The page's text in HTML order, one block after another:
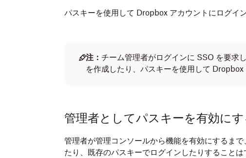
Dropbox モバイル アプリを開きます。
パスキー
］をタップします。
すでにパスキーをお持ちの場合は、［新しい
アプリの指示に従ってパスキーを作成します。
［
完了］をタップします。
パスキーを使用して Dropbox アカウントにログイ
注： チーム管理者がログインに SSO を要求
を作成したり、パスキーを使用して Dropbox
管理者としてパスキーを有効にす
管理者が管理コンソールから機能を有効にするま
たり、既存のパスキーでログインしたりすることは